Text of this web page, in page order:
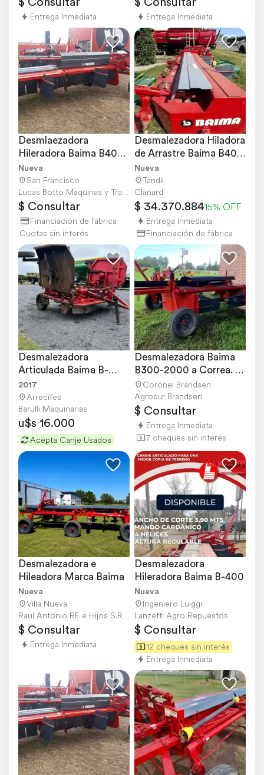
Entrega Inmediata Entrega Inmediata
Desmlaezadora
Hileradora Baima B400
de 4 Mts
Nueva
San Francisco
$ Consultar
Financiación de fábrica
Cuotas sin interés
Desmalezadora Hiladora
de Arrastre Baima B400
de 4 Mts
Nueva
Tandil
Clanard
$ 34.370.88415% OFF
Entrega Inmediata
Financiación de fábrica
Desmalezadora
Articulada Baima B-
5200 año 2017
2017
Arrecifes
Barulli Maquinarias
u$s 16.000
Acepta Canje Usados
Desmalezadora Baima
B300-2000 a Correa.
Disponible
Coronel Brandsen
Agrosur Brandsen
$ Consultar
Entrega Inmediata
7 cheques sin interés
Desmalezadora e
Hileadora Marca Baima
Nueva
Villa Nueva
$ Consultar
Entrega Inmediata
Desmalezadora
Hileradora Baima B-400
Nueva
Ingeniero Luiggi
Lanzetti Agro Repuestos
$ Consultar
12 cheques sin interés
Entrega Inmediata